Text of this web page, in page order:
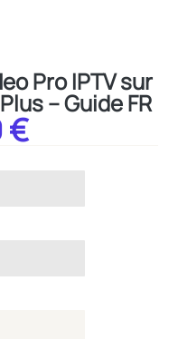
Pro IPTV sur
– Guide FR
€